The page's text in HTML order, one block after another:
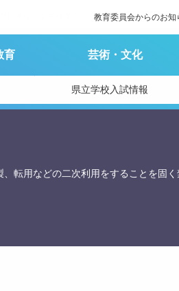
教育委員会からのお知
育 芸術・文化
県立学校入試情報
学校の夏季休業前の最後の授業日及び夏季
転用などの二次利用をすることを固く